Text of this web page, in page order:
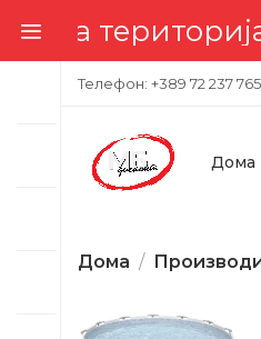
територија 🇲🇰
Телефон: +389 72 237 765
Дома
Дома